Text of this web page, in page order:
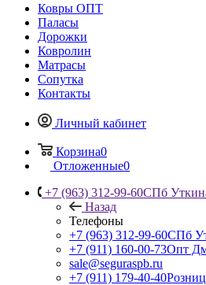
Ковры ОПТ
Паласы
Дорожки
Ковролин
Матрасы
Сопутка
Контакты
Личный кабинет
Корзина0
Отложенные0
+7 (963) 312-99-60СПб
Назад
Телефоны
+7 (963) 312-99-60СПб
+7 (911) 160-00-73Опт
sale@seguraspb.ru
+7 (911) 179-40-40